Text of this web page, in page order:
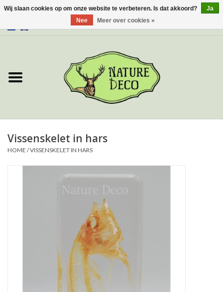
Over ons
Nieuw
Prepareerbenodigdheden
Vissenskelet in hars
HOME /VISSENSKELET IN HARS
Wij slaan cookies op om onze website te verbeteren. Is dat akkoord?
Ja
Nee
Meer over cookies »